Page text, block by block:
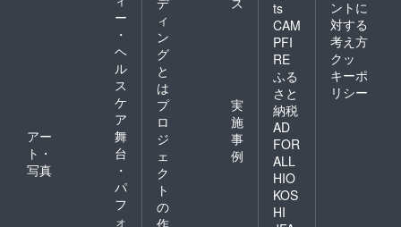
ー
・
ヘ
ル
ス
ケ
ア
アー
ト・
写真
舞
台
・
パ
フ
ォ
ィ
ン
グ
と
は
プ
ロ
ジ
ェ
ク
ト
の
作
実
施
事
例
ts
CAM
PFI
RE
ふる
さと
納税
AD
FOR
ALL
HIO
KOS
HI
ントに
対する
考え方
クッ
キーポ
リシー